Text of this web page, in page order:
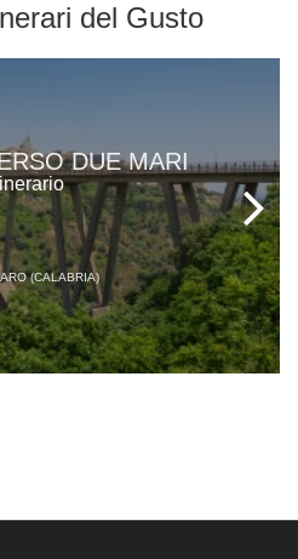
del Gusto
DUE MARI
(CALABRIA)